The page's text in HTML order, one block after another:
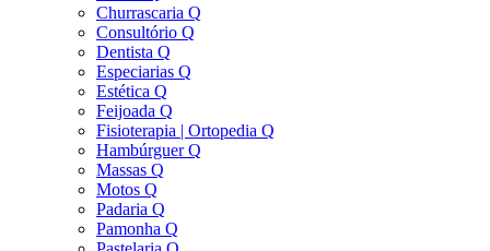
Churrascaria Q
Consultório Q
Dentista Q
Especiarias Q
Estética Q
Feijoada Q
Fisioterapia | Ortopedia Q
Hambúrguer Q
Massas Q
Motos Q
Padaria Q
Pamonha Q